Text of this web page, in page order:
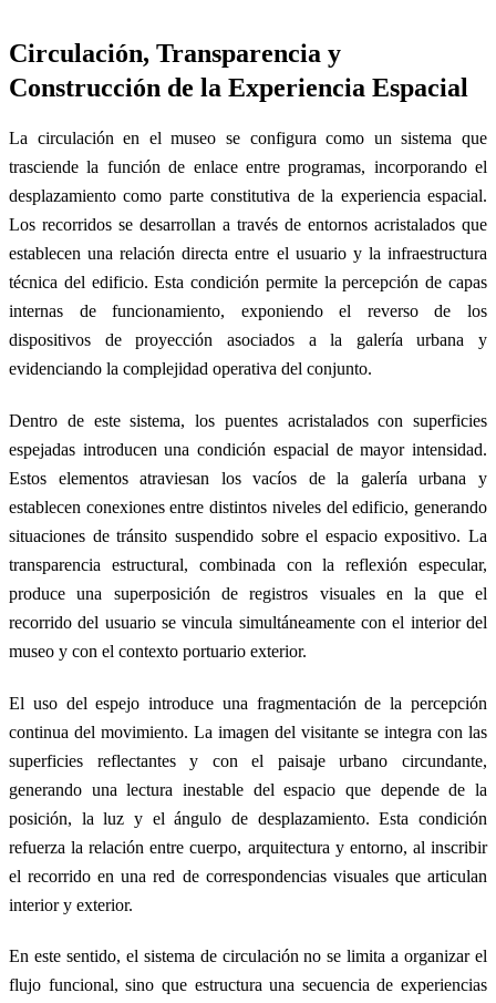
Circulación, Transparencia y
Construcción de la Experiencia Espacial
La circulación en el museo se configura como un sistema que
trasciende la función de enlace entre programas, incorporando el
desplazamiento como parte constitutiva de la experiencia espacial.
Los recorridos se desarrollan a través de entornos acristalados que
establecen una relación directa entre el usuario y la infraestructura
técnica del edificio. Esta condición permite la percepción de capas
internas de funcionamiento, exponiendo el reverso de los
dispositivos de proyección asociados a la galería urbana y
evidenciando la complejidad operativa del conjunto.
Dentro de este sistema, los puentes acristalados con superficies
espejadas introducen una condición espacial de mayor intensidad.
Estos elementos atraviesan los vacíos de la galería urbana y
establecen conexiones entre distintos niveles del edificio, generando
situaciones de tránsito suspendido sobre el espacio expositivo. La
transparencia estructural, combinada con la reflexión especular,
produce una superposición de registros visuales en la que el
recorrido del usuario se vincula simultáneamente con el interior del
museo y con el contexto portuario exterior.
El uso del espejo introduce una fragmentación de la percepción
continua del movimiento. La imagen del visitante se integra con las
superficies reflectantes y con el paisaje urbano circundante,
generando una lectura inestable del espacio que depende de la
posición, la luz y el ángulo de desplazamiento. Esta condición
refuerza la relación entre cuerpo, arquitectura y entorno, al inscribir
el recorrido en una red de correspondencias visuales que articulan
interior y exterior.
En este sentido, el sistema de circulación no se limita a organizar el
flujo funcional, sino que estructura una secuencia de experiencias